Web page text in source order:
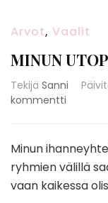
Arvot, Vaalit
MINUN
Tekijä Sanni
kommentti
Minun
ryhmien välillä
vaan kaikessa